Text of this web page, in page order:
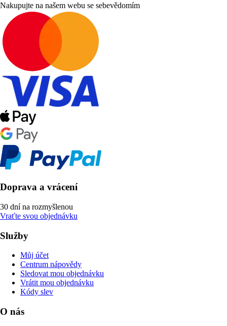
Nakupujte na našem webu se sebevědomím
Doprava a vrácení
30 dní na rozmyšlenou
Vraťte svou objednávku
Služby
Můj účet
Centrum nápovědy
Sledovat mou objednávku
Vrátit mou objednávku
Kódy slev
O nás